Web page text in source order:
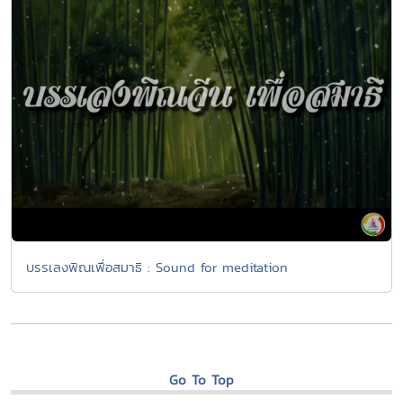
บรรเลงพิณเพื่อสมาธิ : Sound for meditation
Go To Top